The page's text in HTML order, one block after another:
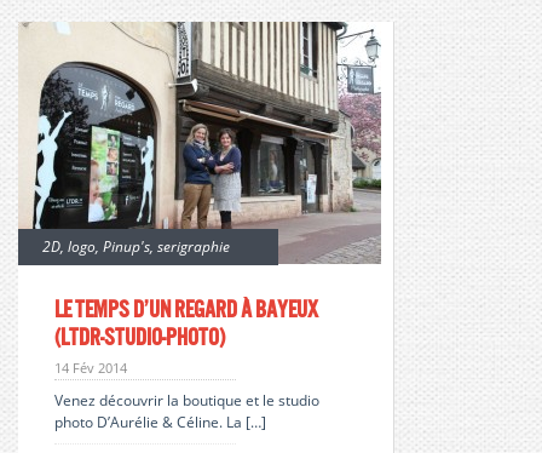
2D, logo, Pinup's, serigraphie
Le temps d’un regard à bayeux
(ltdr-studio-photo)
14 Fév 2014
Venez découvrir la boutique et le studio
photo D’Aurélie & Céline. La […]